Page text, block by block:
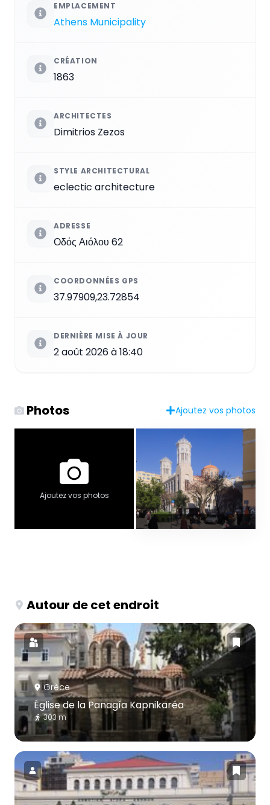
EMPLACEMENT
Athens Municipality
CRÉATION
1863
ARCHITECTES
Dimitrios Zezos
STYLE ARCHITECTURAL
eclectic architecture
ADRESSE
Οδός Αιόλου 62
COORDONNÉES GPS
37.97909,23.72854
DERNIÈRE MISE À JOUR
2 août 2026 à 18:40
Photos Ajoutez vos photos
Ajoutez vos photos
Autour de cet endroit
Grèce
Église de la Panagía Kapnikaréa
303 m